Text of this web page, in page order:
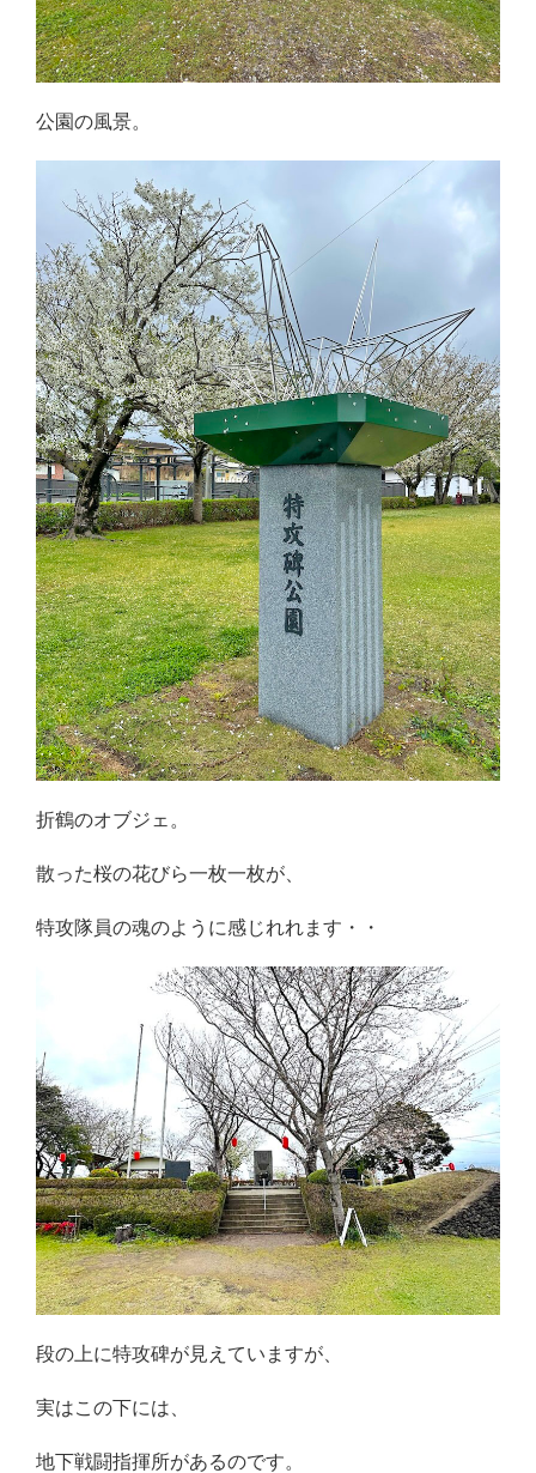
公園の風景。
折鶴のオブジェ。
散った桜の花びら一枚一枚が、
特攻隊員の魂のように感じれれます・・
段の上に特攻碑が見えていますが、
実はこの下には、
地下戦闘指揮所があるのです。